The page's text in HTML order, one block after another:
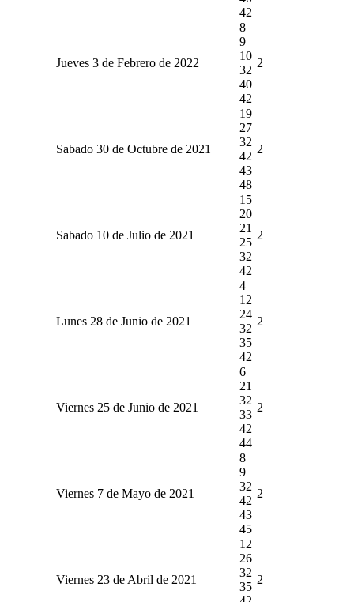
42
Jueves 3 de Febrero de 2022
8
9
10
32
40
42
2
Sabado 30 de Octubre de 2021
19
27
32
42
43
48
2
Sabado 10 de Julio de 2021
15
20
21
25
32
42
2
Lunes 28 de Junio de 2021
4
12
24
32
35
42
2
Viernes 25 de Junio de 2021
6
21
32
33
42
44
2
Viernes 7 de Mayo de 2021
8
9
32
42
43
45
2
Viernes 23 de Abril de 2021
12
26
32
35
2